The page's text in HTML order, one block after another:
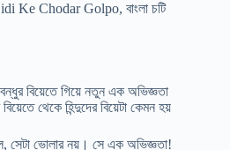
Ke Chodar Golpo, বাংলা চটি
বিয়েতে গিয়ে নতুন এক অভিজ্ঞতা
থেকে হিন্দুদের বিয়েটা কেমন হয়
সেটা ভোলার নয়। সে এক অভিজ্ঞতা!